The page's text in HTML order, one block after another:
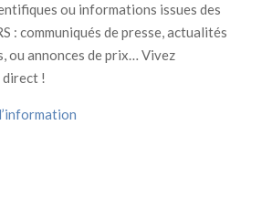
ou informations issues des
: communiqués de presse, actualités
ou annonces de prix… Vivez
direct !